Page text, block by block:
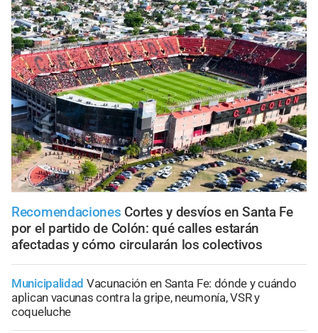
Recomendaciones Cortes y desvíos en Santa Fe
por el partido de Colón: qué calles estarán
afectadas y cómo circularán los colectivos
Municipalidad Vacunación en Santa Fe: dónde y cuándo
aplican vacunas contra la gripe, neumonía, VSR y
coqueluche